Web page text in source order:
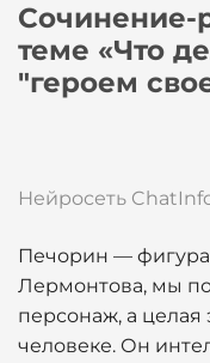
Сочинение-
теме «Что
"героем
Нейросеть
Печорин —
Лермонтова, мы
персонаж, а целая
человеке. Он